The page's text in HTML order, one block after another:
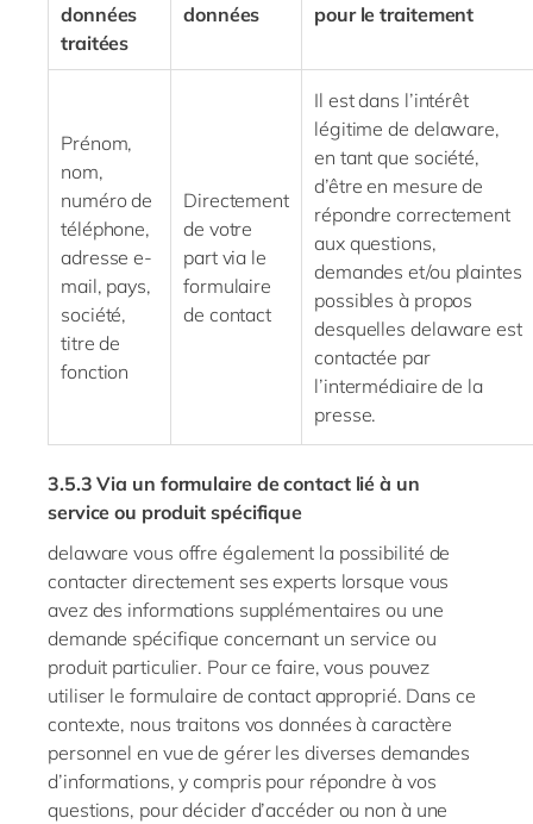
données
traitées
données
pour le traitement
Prénom,
nom,
numéro de
téléphone,
adressee-
mail, pays,
société,
titre de
fonction
Directement
de votre
part via le
formulaire
de contact
Il est dans l’intérêt
légitime de delaware,
en tant que société,
d’être en mesure de
répondre correctement
aux questions,
demandes et/ou plaintes
possibles à propos
desquelles delaware est
contactée par
l’intermédiaire de la
presse.
3.5.3Via un formulaire de contact lié à un
service ou produit spécifique
delaware vous offre également la possibilité de
contacter directement ses experts lorsque vous
avez des informations supplémentaires ou une
demande spécifique concernant un service ou
produit particulier. Pour ce faire, vous pouvez
utiliser le formulaire de contact approprié. Dans ce
contexte, nous traitons vos données à caractère
personnel en vue de gérer les diverses demandes
d’informations, y compris pour répondre à vos
questions, pour décider d’accéder ou non à une